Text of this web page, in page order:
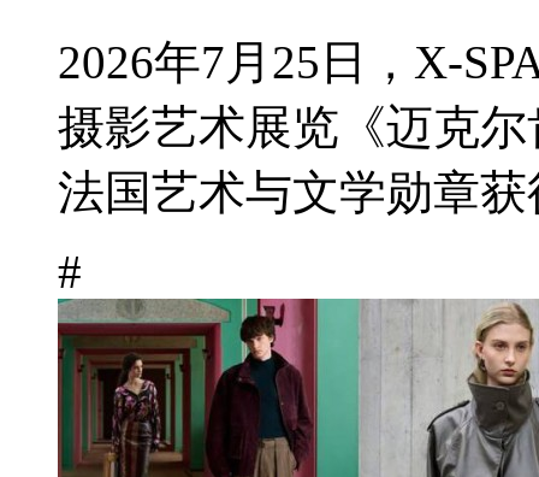
2026年7月25日，X-
摄影艺术展览《迈克
法国艺术与文学勋章获
#